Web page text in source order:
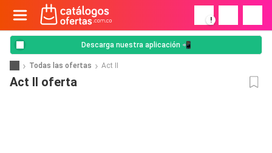
!
Descarga nuestra aplicación 📲
Todas las ofertas Act II
Act II oferta